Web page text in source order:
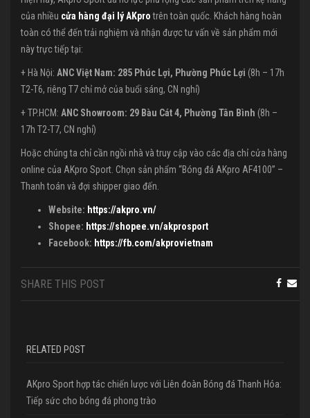
của nhiều cửa hàng đại lý AKprotrên toàn quốc. Khách hàng hoàn
toàn có thể đến trải nghiệm và nhận được tư vấn về sản phẩm mới
này trực tiếp tại:
+ Hà Nội: ANC Việt Nam: 285 Phúc Lợi, Phường Phúc Lợi (8h – 17h
T2-T6, riêng T7 chỉ mở của buổi sáng, CN nghỉ)
+ TP.HCM: ANC Showroom: 29 Bàu Cát 4, Phường Tân Bình (8h –
17h T2-T7, CN nghỉ)
Hoặc chúng ta chỉ cần ngồi nhà và truy cập vào các địa chỉ cửa hàng
online của AKpro Sport. Chọn sản phẩm “Bóng đá AKpro AF4100” –
Thanh toán và đợi shipper giao đến.
Website: https://akpro.vn/
Shopee: https://shopee.vn/akprosport
Facebook: https://fb.com/akprovietnam
SHARE THIS POST
RELATED POST
AKpro Sport hợp tác chiến lược với Liên đoàn Bóng đá Thanh Hóa:
Tiếp sức cho bóng đá phong trào